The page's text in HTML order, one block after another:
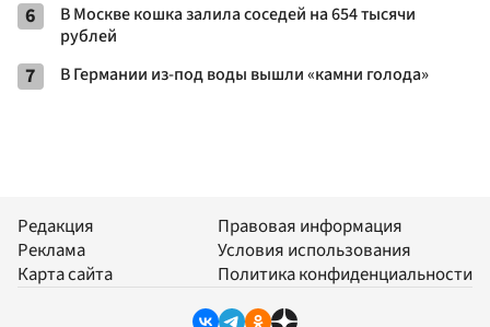
6
В Москве кошка залила соседей на 654 тысячи
рублей
7 В Германии из-под воды вышли «камни голода»
Редакция
Реклама
Карта сайта
Правовая информация
Условия использования
Политика конфиденциальности